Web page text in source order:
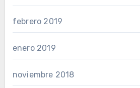
febrero 2019
enero 2019
noviembre 2018